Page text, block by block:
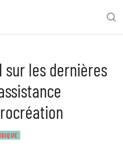
sur les dernières